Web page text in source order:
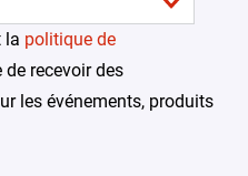
la politique de
de recevoir des
les événements, produits